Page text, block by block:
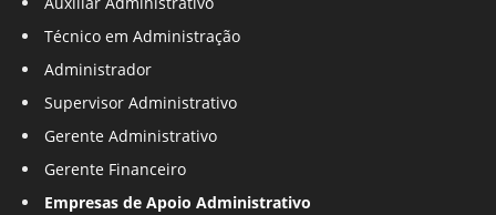
Técnico em Administração
Administrador
Supervisor Administrativo
Gerente Administrativo
Gerente Financeiro
Empresas de Apoio Administrativo